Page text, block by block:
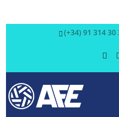
(+34) 91 314 30